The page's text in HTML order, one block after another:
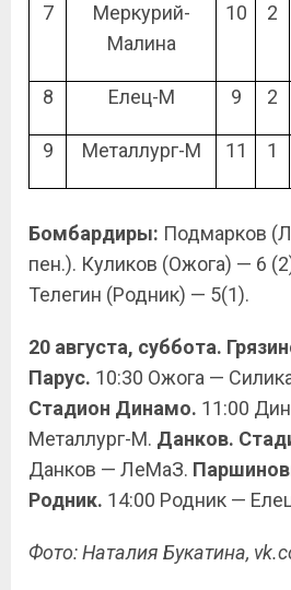
7
Меркурий-
Малина
10 2
8 Елец-М 9 2
9 Металлург-М 11 1
Бомбардиры: Подмарков
пен.). Куликов (Ожога) — 6
Телегин (Родник) — 5(1).
20 августа, суббота.
Парус. 10:30 Ожога —
Стадион Динамо. 11:00
Металлург-М. Данков.
Данков — ЛеМаЗ.
Родник. 14:00 Родник —
Фото: Наталия Букатина,